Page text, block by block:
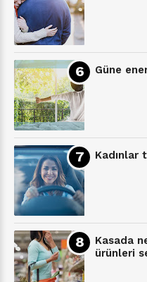
Güne
Kadınlar
Kasada
ürünleri